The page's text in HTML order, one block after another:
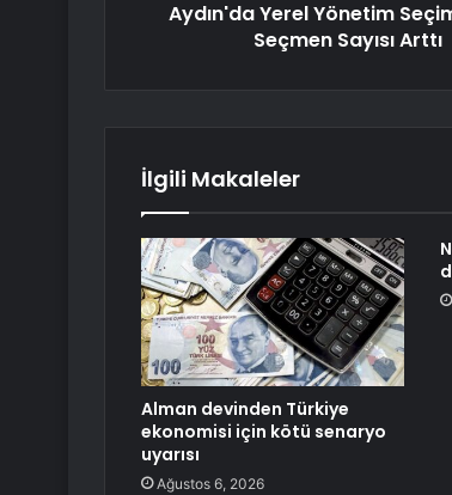
Aydın'da Yerel Yönetim
Seçmen Sayısı Arttı
İlgili Makaleler
Alman devinden Türkiye
ekonomisi için kötü senaryo
uyarısı
Ağustos 6, 2026